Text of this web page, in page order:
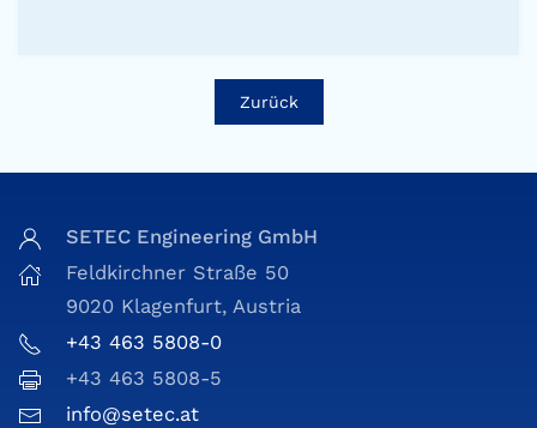
Zurück
SETEC Engineering GmbH
Feldkirchner Straße 50
9020 Klagenfurt, Austria
+43 463 5808-0
+43 463 5808-5
info@setec.at